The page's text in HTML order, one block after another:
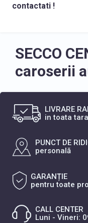
contactati !
SECCO
caroserii
LIVRARE
in toata tara
PUNCT DE
personală
GARANȚIE
pentru toate
CALL CENTER
Luni - Vineri: